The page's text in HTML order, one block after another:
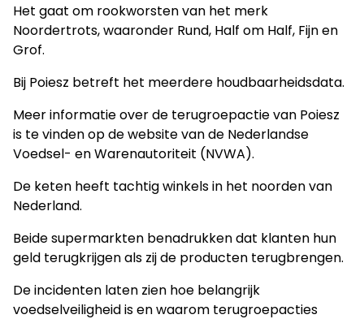
Het gaat om rookworsten van het merk
Noordertrots, waaronder Rund, Half om Half, Fijn en
Grof.
Bij Poiesz betreft het meerdere houdbaarheidsdata.
Meer informatie over de terugroepactie van Poiesz
is te vinden op de website van de Nederlandse
Voedsel- en Warenautoriteit (NVWA).
De keten heeft tachtig winkels in het noorden van
Nederland.
Beide supermarkten benadrukken dat klanten hun
geld terugkrijgen als zij de producten terugbrengen.
De incidenten laten zien hoe belangrijk
voedselveiligheid is en waarom terugroepacties